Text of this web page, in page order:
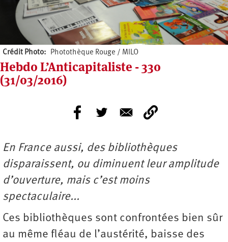
Crédit Photo Photothèque Rouge / MILO
Hebdo L’Anticapitaliste - 330
(31/03/2016)
En France aussi, des bibliothèques
disparaissent, ou diminuent leur amplitude
d’ouverture, mais c’est moins
spectaculaire...
Ces bibliothèques sont confrontées bien sûr
au même fléau de l’austérité, baisse des